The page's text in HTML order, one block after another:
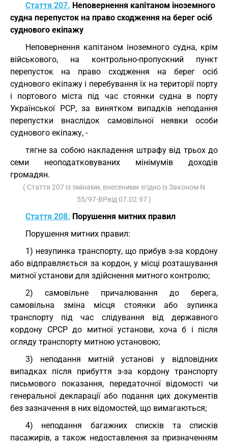
Стаття 207. Неповернення капітаном іноземного
судна перепусток на право сходження на берег осіб
суднового екіпажу
Неповернення капітаном іноземного судна, крім
військового, на контрольно-пропускний пункт
перепусток на право сходження на берег осіб
суднового екіпажу і перебування їх на території порту
і портового міста під час стоянки судна в порту
Української РСР, за винятком випадків неподання
перепустки внаслідок самовільної неявки особи
суднового екіпажу, -
тягне за собою накладення штрафу від трьох до
семи неоподатковуваних мінімумів доходів
громадян.
( Стаття 207 із змінами, внесеними згідно із Законом N
55/97-ВРвід 07.02.97 )
Стаття 208. Порушення митних правил
Порушення митних правил:
1) незупинка транспорту, що прибув з-за кордону
або відправляється за кордон, у місці розташування
митної установи для здійснення митного контролю;
2) самовільне причалювання до берега,
самовільна зміна місця стоянки або зупинка
транспорту під час слідування від державного
кордону СРСР до митної установи, хоча б і після
огляду транспорту митною установою;
3) неподання митній установі у відповідних
випадках після прибуття з-за кордону транспорту
письмового показання, передаточної відомості чи
генеральної декларації або подання цих документів
без зазначення в них відомостей, що вимагаються;
4) неподання багажних списків та списків
пасажирів, а також недоставлення за призначенням